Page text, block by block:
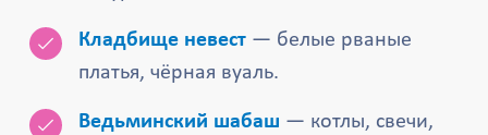
Кладбище невест — белые рваные
платья, чёрная вуаль.
Ведьминский шабаш — котлы, свечи,